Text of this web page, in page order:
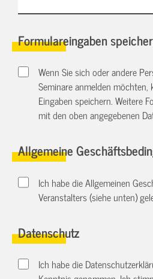
Formulareingaben
Wenn Sie sich oder andere
Seminare anmelden möchten,
Eingaben speichern. Weitere
mit den oben angegebenen
Allgemeine
Ich habe die Allgemeinen
Veranstalters (siehe unten)
Datenschutz
Ich habe die